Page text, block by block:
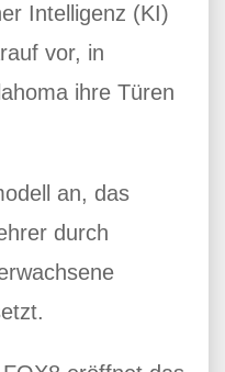
Intelligenz (KI)
vor, in
ihre Türen
an, das
durch